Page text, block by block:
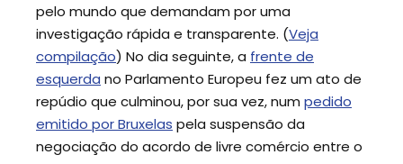
pelo mundo que demandam por uma
investigação rápida e transparente. (Veja
compilação) No dia seguinte, a frente de
esquerda no Parlamento Europeu fez um ato de
repúdio que culminou, por sua vez, num pedido
emitido por Bruxelas pela suspensão da
negociação do acordo de livre comércio entre o